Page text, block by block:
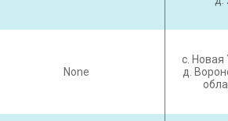
None
с. Новая
д.